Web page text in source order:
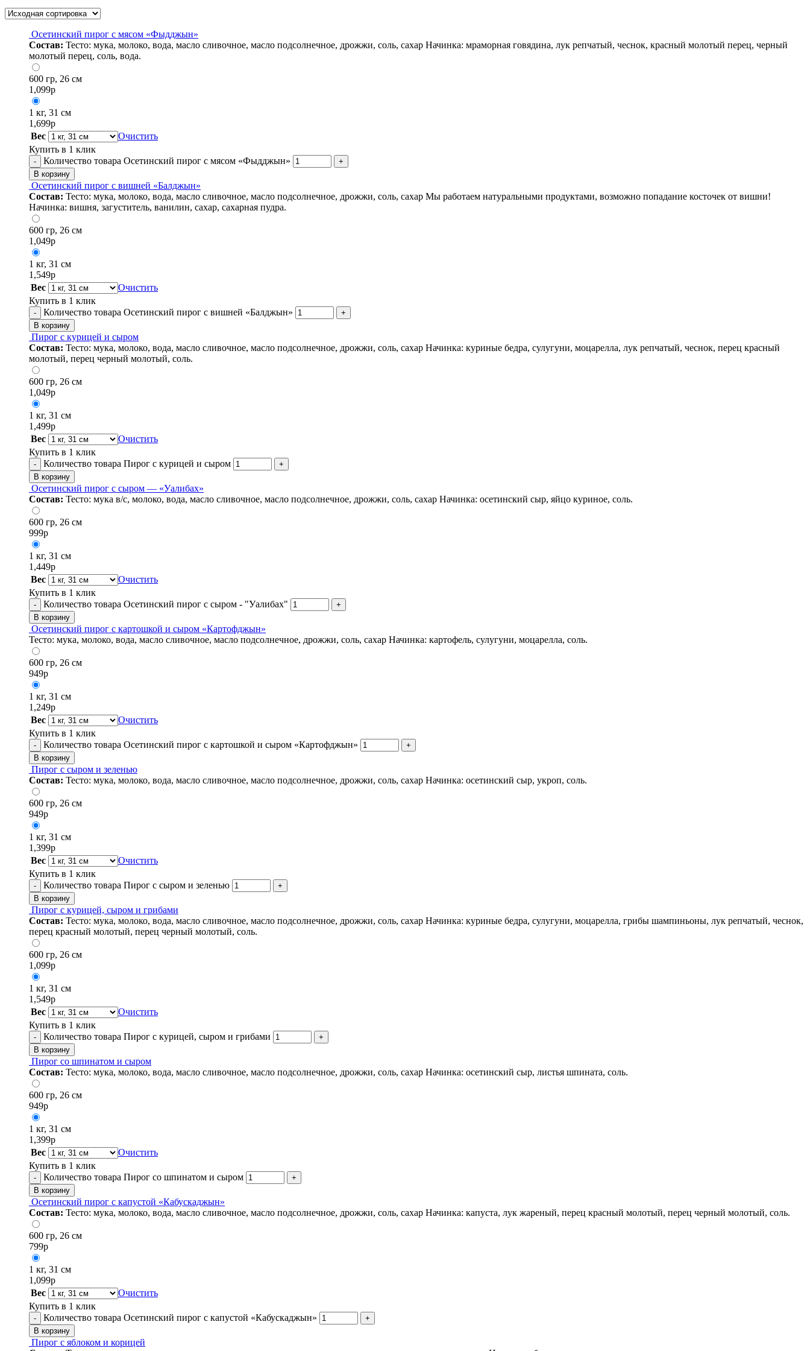
Осетинский пирог с мясом «Фыдджын»
Состав: Тесто: мука, молоко, вода, масло сливочное, масло подсолнечное, дрожжи, соль, сахар Начинка: мраморная говядина, лук репчатый, чеснок, красный молотый перец, черный
молотый перец, соль, вода.
600 гр, 26 см
1,099р
1 кг, 31 см
1,699р
Вес
Очистить
Купить в 1 клик
- Количество товара Осетинский пирог с мясом «Фыдджын»
+
В корзину
Осетинский пирог с вишней «Балджын»
Состав: Тесто: мука, молоко, вода, масло сливочное, масло подсолнечное, дрожжи, соль, сахар Мы работаем натуральными продуктами, возможно попадание косточек от вишни!
Начинка: вишня, загуститель, ванилин, сахар, сахарная пудра.
600 гр, 26 см
1,049р
1 кг, 31 см
1,549р
Вес
Очистить
Купить в 1 клик
- Количество товара Осетинский пирог с вишней «Балджын»
+
В корзину
Пирог с курицей и сыром
Состав: Тесто: мука, молоко, вода, масло сливочное, масло подсолнечное, дрожжи, соль, сахар Начинка: куриные бедра, сулугуни, моцарелла, лук репчатый, чеснок, перец красный
молотый, перец черный молотый, соль.
600 гр, 26 см
1,049р
1 кг, 31 см
1,499р
Вес
Очистить
Купить в 1 клик
- Количество товара Пирог с курицей и сыром
+
В корзину
Осетинский пирог с сыром — «Уалибах»
Состав: Тесто: мука в/с, молоко, вода, масло сливочное, масло подсолнечное, дрожжи, соль, сахар Начинка: осетинский сыр, яйцо куриное, соль.
600 гр, 26 см
999р
1 кг, 31 см
1,449р
Вес
Очистить
Купить в 1 клик
- Количество товара Осетинский пирог с сыром - "Уалибах"
+
В корзину
Осетинский пирог с картошкой и сыром «Картофджын»
Тесто: мука, молоко, вода, масло сливочное, масло подсолнечное, дрожжи, соль, сахар Начинка: картофель, сулугуни, моцарелла, соль.
600 гр, 26 см
949р
1 кг, 31 см
1,249р
Вес
Очистить
Купить в 1 клик
- Количество товара Осетинский пирог с картошкой и сыром «Картофджын»
+
В корзину
Пирог с сыром и зеленью
Состав: Тесто: мука, молоко, вода, масло сливочное, масло подсолнечное, дрожжи, соль, сахар Начинка: осетинский сыр, укроп, соль.
600 гр, 26 см
949р
1 кг, 31 см
1,399р
Вес
Очистить
Купить в 1 клик
- Количество товара Пирог с сыром и зеленью
+
В корзину
Пирог с курицей, сыром и грибами
Состав: Тесто: мука, молоко, вода, масло сливочное, масло подсолнечное, дрожжи, соль, сахар Начинка: куриные бедра, сулугуни, моцарелла, грибы шампиньоны, лук репчатый, чеснок,
перец красный молотый, перец черный молотый, соль.
600 гр, 26 см
1,099р
1 кг, 31 см
1,549р
Вес
Очистить
Купить в 1 клик
- Количество товара Пирог с курицей, сыром и грибами
+
В корзину
Пирог со шпинатом и сыром
Состав: Тесто: мука, молоко, вода, масло сливочное, масло подсолнечное, дрожжи, соль, сахар Начинка: осетинский сыр, листья шпината, соль.
600 гр, 26 см
949р
1 кг, 31 см
1,399р
Вес
Очистить
Купить в 1 клик
- Количество товара Пирог со шпинатом и сыром
+
В корзину
Осетинский пирог с капустой «Кабускаджын»
Состав: Тесто: мука, молоко, вода, масло сливочное, масло подсолнечное, дрожжи, соль, сахар Начинка: капуста, лук жареный, перец красный молотый, перец черный молотый, соль.
600 гр, 26 см
799р
1 кг, 31 см
1,099р
Вес
Очистить
Купить в 1 клик
- Количество товара Осетинский пирог с капустой «Кабускаджын»
+
В корзину
Пирог с яблоком и корицей